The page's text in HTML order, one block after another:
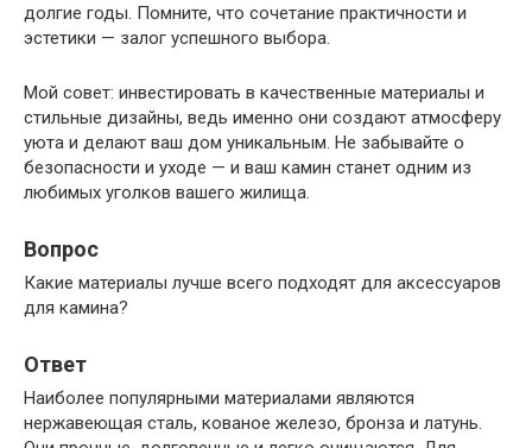
долгие годы. Помните, что сочетание практичности и
эстетики — залог успешного выбора.
Мой совет: инвестировать в качественные материалы и
стильные дизайны, ведь именно они создают атмосферу
уюта и делают ваш дом уникальным. Не забывайте о
безопасности и уходе — и ваш камин станет одним из
любимых уголков вашего жилища.
Вопрос
Какие материалы лучше всего подходят для аксессуаров
для камина?
Ответ
Наиболее популярными материалами являются
нержавеющая сталь, кованое железо, бронза и латунь.